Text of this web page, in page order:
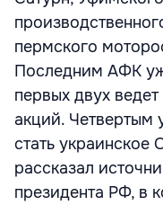
пермского
Последним АФК
первых двух
акций. Четвертым
стать
рассказал
президента РФ, в